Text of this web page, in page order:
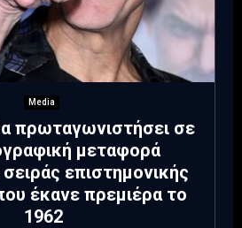
Media
πρωταγωνιστήσει σε
μεταφορά
επιστημονικής
έκανε πρεμιέρα το
1962